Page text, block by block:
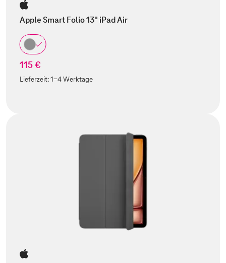
Apple Smart Folio 13" iPad Air
115 €
Lieferzeit:1-4 Werktage